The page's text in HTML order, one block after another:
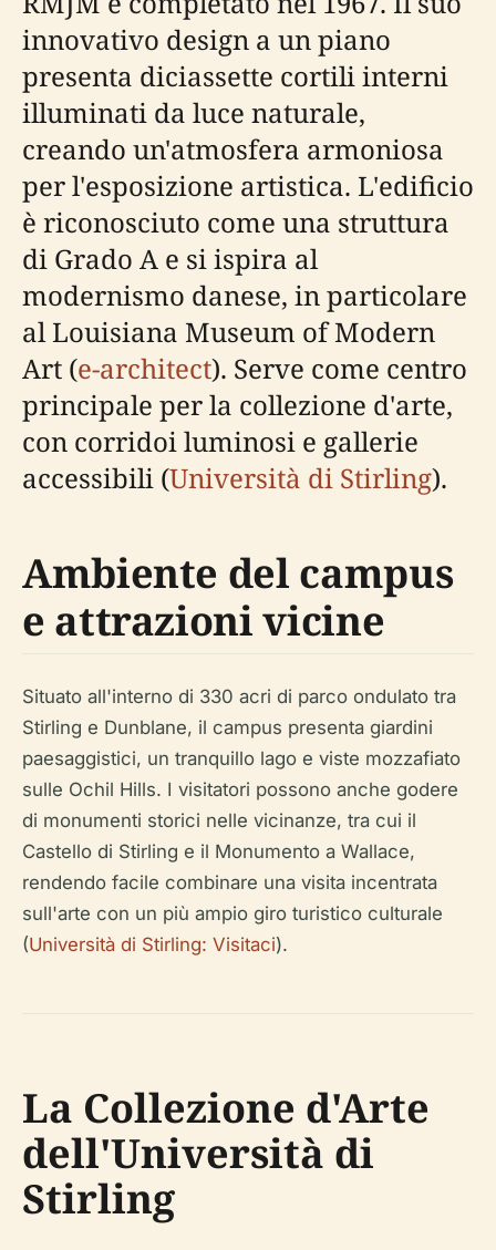
innovativo design a un piano
presenta diciassette cortili interni
illuminati da luce naturale,
creando un'atmosfera armoniosa
per l'esposizione artistica. L'edificio
è riconosciuto come una struttura
di Grado A e si ispira al
modernismo danese, in particolare
al Louisiana Museum of Modern
Art (e-architect). Serve come centro
principale per la collezione d'arte,
con corridoi luminosi e gallerie
accessibili (Università di Stirling).
Ambiente del campus
e attrazioni vicine
Situato all'interno di 330 acri di parco ondulato tra
Stirling e Dunblane, il campus presenta giardini
paesaggistici, un tranquillo lago e viste mozzafiato
sulle Ochil Hills. I visitatori possono anche godere
di monumenti storici nelle vicinanze, tra cui il
Castello di Stirling e il Monumento a Wallace,
rendendo facile combinare una visita incentrata
sull'arte con un più ampio giro turistico culturale
(Università di Stirling: Visitaci).
La Collezione d'Arte
dell'Università di
Stirling